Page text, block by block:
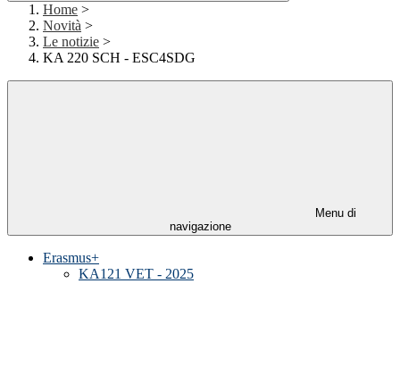
Home >
Novità >
Le notizie >
KA 220 SCH - ESC4SDG
Menu di
navigazione
Erasmus+
KA121 VET - 2025